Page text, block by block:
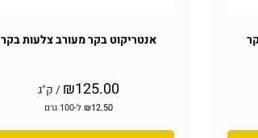
אנטריקוט בקר מעורב צלעות בקר
₪125.00 / ק"ג
₪12.50 ל-100 גרם